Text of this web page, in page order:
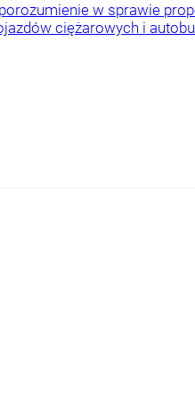
w sprawie
ciężarowych i